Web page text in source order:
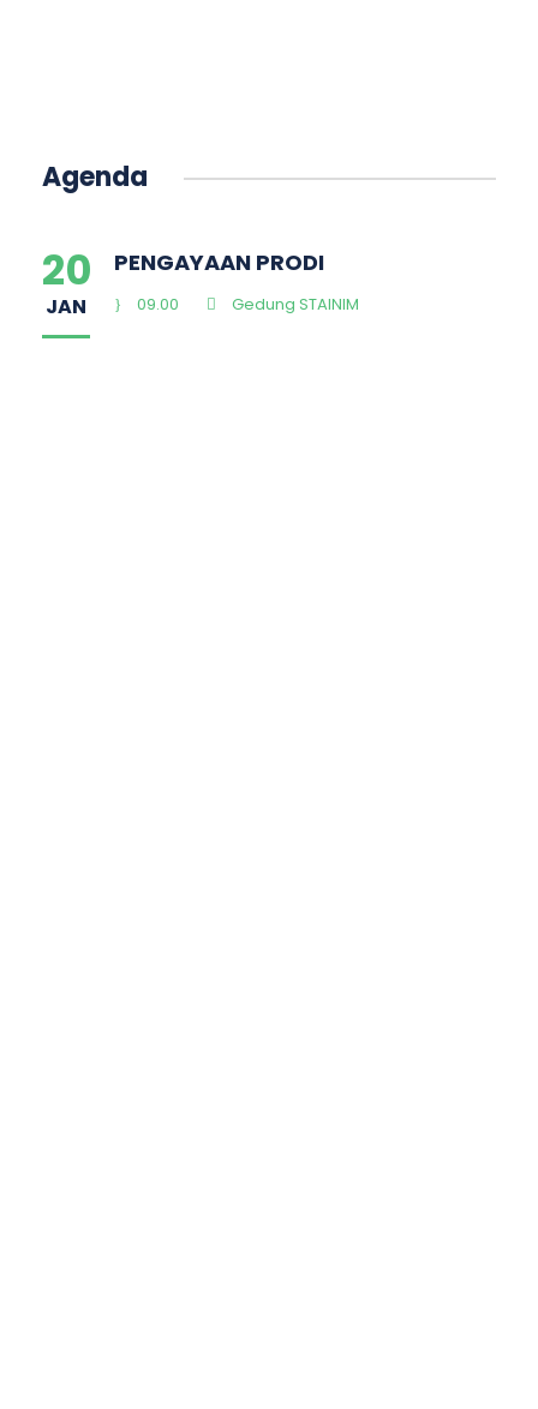
Agenda
20
JAN
PENGAYAAN PRODI
09.00 Gedung STAINIM